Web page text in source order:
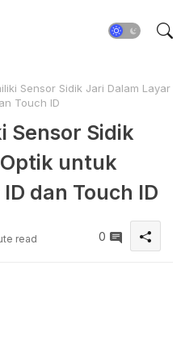
Sensor Sidik Jari Dalam Layar
Touch ID
Sensor Sidik
untuk
dan Touch ID
read 0